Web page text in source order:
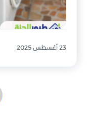
23 أغسطس 2025